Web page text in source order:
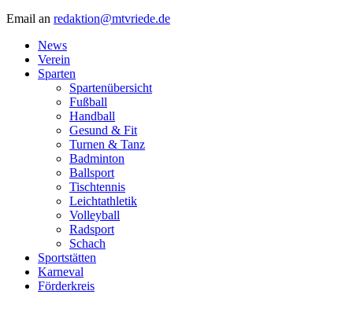
Email an redaktion@mtvriede.de
News
Verein
Sparten
Spartenübersicht
Fußball
Handball
Gesund & Fit
Turnen & Tanz
Badminton
Ballsport
Tischtennis
Leichtathletik
Volleyball
Radsport
Schach
Sportstätten
Karneval
Förderkreis